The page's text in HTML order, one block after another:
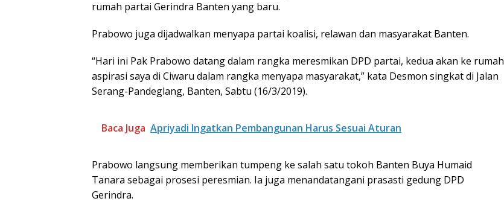
rumah partai Gerindra Banten yang baru.
Prabowo juga dijadwalkan menyapa partai koalisi, relawan dan masyarakat Banten.
“Hari ini Pak Prabowo datang dalam rangka meresmikan DPD partai, kedua akan ke rumah
aspirasi saya di Ciwaru dalam rangka menyapa masyarakat,” kata Desmon singkat di Jalan
Serang-Pandeglang, Banten, Sabtu (16/3/2019).
Baca Juga Apriyadi Ingatkan Pembangunan Harus Sesuai Aturan
Prabowo langsung memberikan tumpeng ke salah satu tokoh Banten Buya Humaid
Tanara sebagai prosesi peresmian. Ia juga menandatangani prasasti gedung DPD
Gerindra.